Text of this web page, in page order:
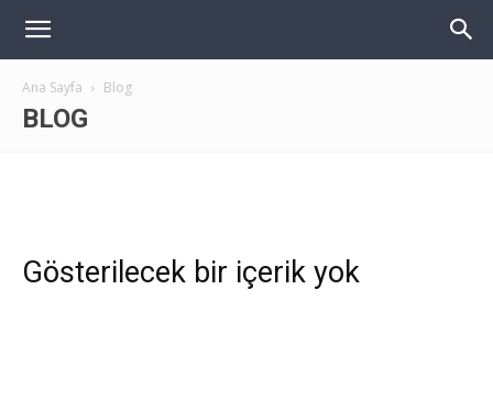
Ana Sayfa Blog
BLOG
Gösterilecek bir içerik yok